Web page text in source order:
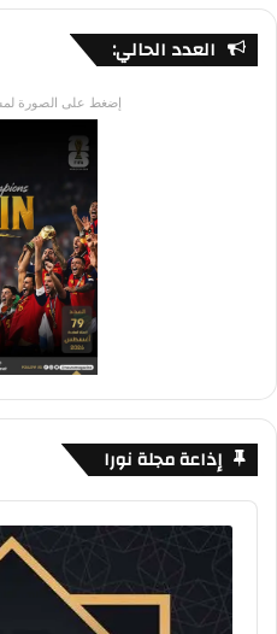
العدد الحالي:
إضغط على الصورة
إذاعة مجلة نورا
Audio
Player